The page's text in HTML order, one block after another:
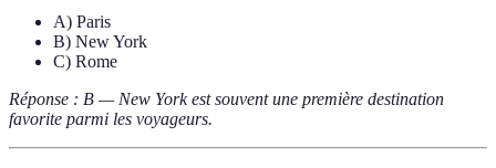
A) Paris
B) New York
C) Rome
Réponse : B — New York est souvent une première destination
favorite parmi les voyageurs.